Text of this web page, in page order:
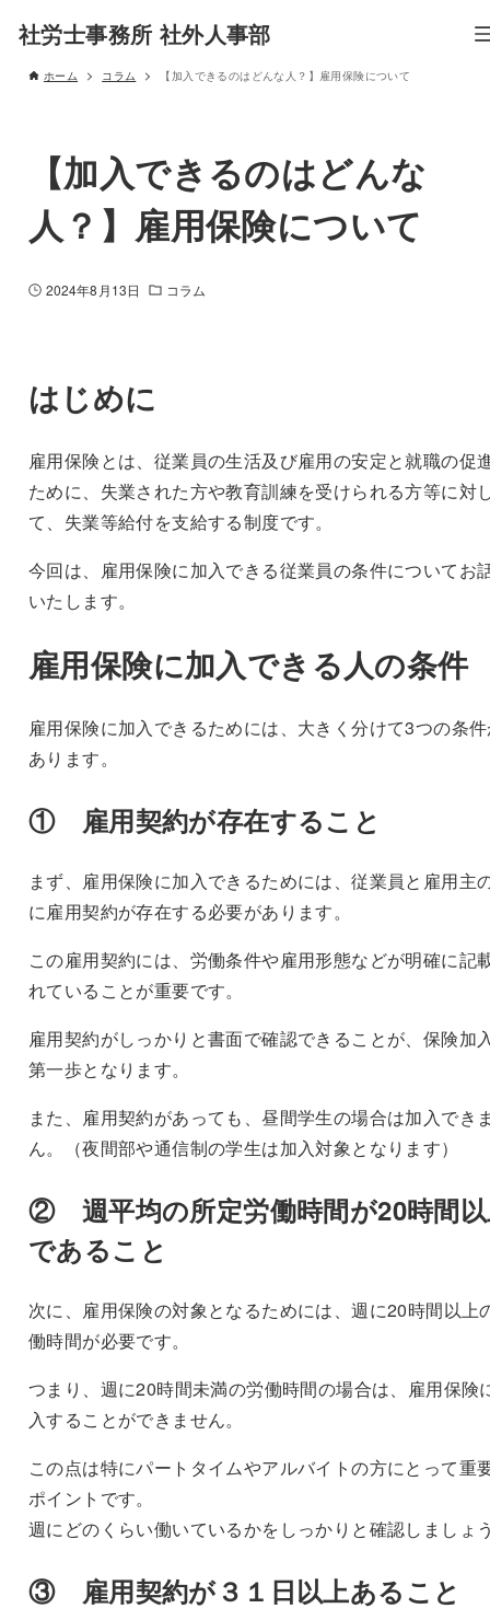
社労士事務所 社外人事部
ホーム コラム 【加入できるのはどんな人？】雇用保険について
【加入できるのはどんな
人？】雇用保険について
2024年8月13日 コラム
はじめに
雇用保険とは、従業員の生活及び雇用の安定と就職の促
ために、失業された方や教育訓練を受けられる方等に対
て、失業等給付を支給する制度です。
今回は、雇用保険に加入できる従業員の条件についてお
いたします。
雇用保険に加入できる人の条件
雇用保険に加入できるためには、大きく分けて3つの条
あります。
① 雇用契約が存在すること
まず、雇用保険に加入できるためには、従業員と雇用主
に雇用契約が存在する必要があります。
この雇用契約には、労働条件や雇用形態などが明確に記
れていることが重要です。
雇用契約がしっかりと書面で確認できることが、保険加
第一歩となります。
また、雇用契約があっても、昼間学生の場合は加入でき
ん。（夜間部や通信制の学生は加入対象となります）
② 週平均の所定労働時間が20時間
であること
次に、雇用保険の対象となるためには、週に20時間以上
働時間が必要です。
つまり、週に20時間未満の労働時間の場合は、雇用保険
入することができません。
この点は特にパートタイムやアルバイトの方にとって重
ポイントです。
週にどのくらい働いているかをしっかりと確認しましょ
③ 雇用契約が３１日以上あること